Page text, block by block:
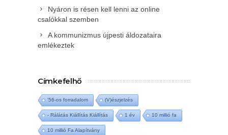
Nyáron is résen kell lenni az online
csalókkal szemben
A kommunizmus újpesti áldozataira
emlékeztek
Címkefelhő
'56-os forradalom (V)észjelzés
- Rálátás Kiállítás Kiállítás 1 év 10 millió fa
10 millió Fa Alapítvány